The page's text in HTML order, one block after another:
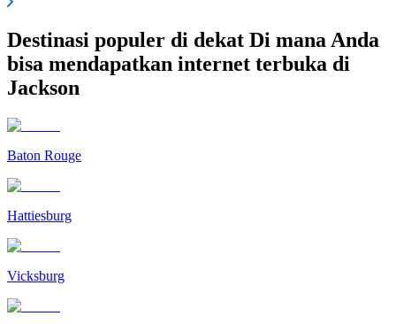
Destinasi populer di dekat Di mana Anda
bisa mendapatkan internet terbuka di
Jackson
Baton Rouge
Hattiesburg
Vicksburg